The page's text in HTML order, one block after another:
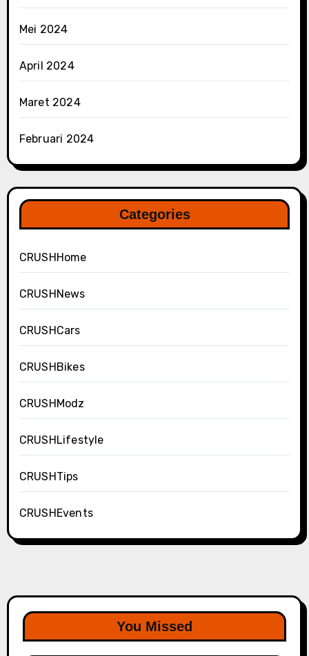
Mei 2024
April 2024
Maret 2024
Februari 2024
Categories
CRUSHHome
CRUSHNews
CRUSHCars
CRUSHBikes
CRUSHModz
CRUSHLifestyle
CRUSHTips
CRUSHEvents
You Missed